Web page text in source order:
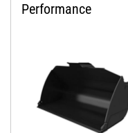
Performance